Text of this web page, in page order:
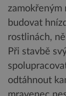
zamokřeným
budovat
rostlinách,
Při stavbě
odtáhnout